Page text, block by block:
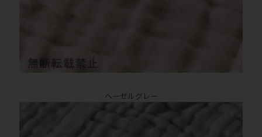
ヘーゼルグレー